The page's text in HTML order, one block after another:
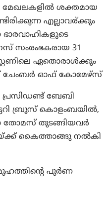
മേഖലകളിൽ ശക്തമായ
എല്ലാവര്ക്കും
സംരംഭകരായ 31
ഏതൊരാൾക്കും
ചേംബർ ഓഫ് കോമേഴ്‌സ്
പ്രസിഡണ്ട് ബേബി
ബ്രൂസ് കൊളംബയിൽ,
തോമസ് തുടങ്ങിയവർ
കൈത്താങ്ങു നൽകി
പൂർണ